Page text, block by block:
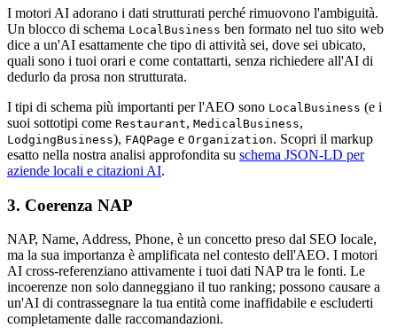
I motori AI adorano i dati strutturati perché rimuovono l'ambiguità.
Un blocco di schema LocalBusiness ben formato nel tuo sito web
dice a un'AI esattamente che tipo di attività sei, dove sei ubicato,
quali sono i tuoi orari e come contattarti, senza richiedere all'AI di
dedurlo da prosa non strutturata.
I tipi di schema più importanti per l'AEO sono LocalBusiness (e i
suoi sottotipi come Restaurant, MedicalBusiness,
LodgingBusiness), FAQPage e Organization. Scopri il markup
esatto nella nostra analisi approfondita su schema JSON-LD per
aziende locali e citazioni AI.
3. Coerenza NAP
NAP, Name, Address, Phone, è un concetto preso dal SEO locale,
ma la sua importanza è amplificata nel contesto dell'AEO. I motori
AI cross-referenziano attivamente i tuoi dati NAP tra le fonti. Le
incoerenze non solo danneggiano il tuo ranking; possono causare a
un'AI di contrassegnare la tua entità come inaffidabile e escluderti
completamente dalle raccomandazioni.